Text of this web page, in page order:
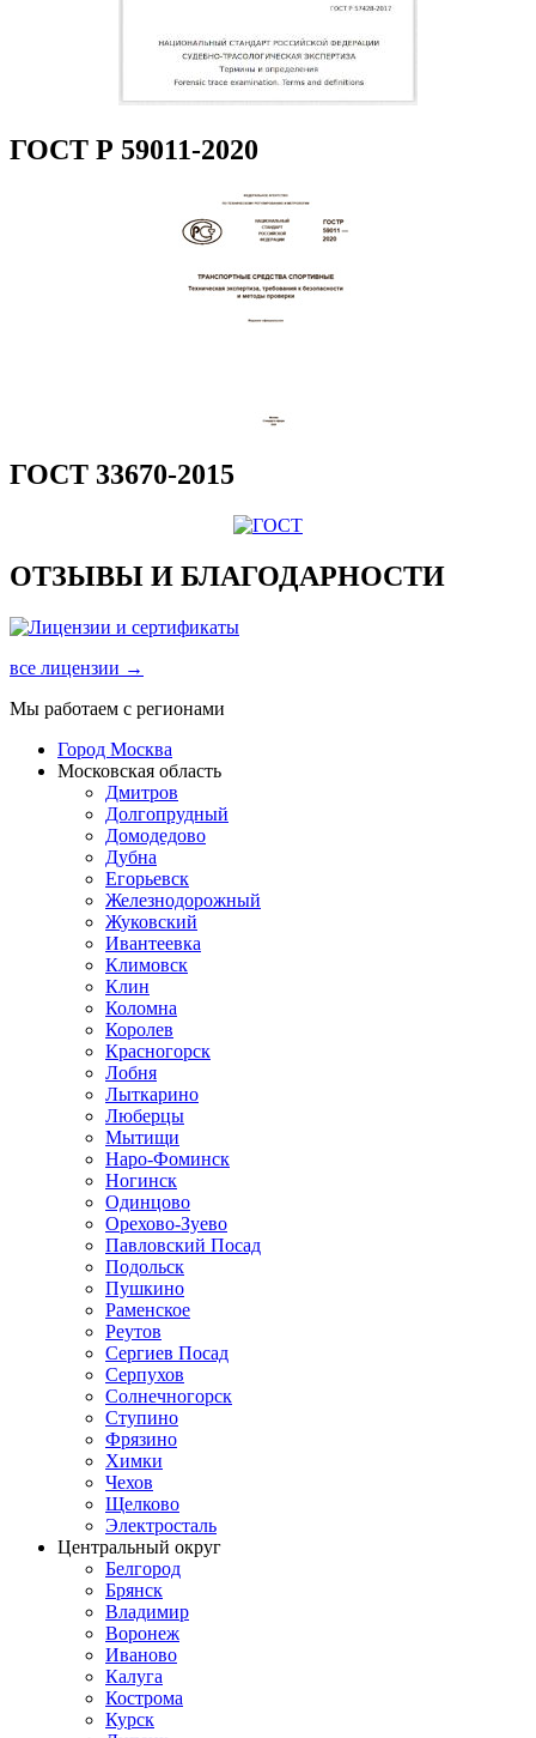
ГОСТ Р 59011-2020
ГОСТ 33670-2015
ОТЗЫВЫ И БЛАГОДАРНОСТИ
все лицензии →
Мы работаем с регионами
Город Москва
Московская область
Дмитров
Долгопрудный
Домодедово
Дубна
Егорьевск
Железнодорожный
Жуковский
Ивантеевка
Климовск
Клин
Коломна
Королев
Красногорск
Лобня
Лыткарино
Люберцы
Мытищи
Наро-Фоминск
Ногинск
Одинцово
Орехово-Зуево
Павловский Посад
Подольск
Пушкино
Раменское
Реутов
Сергиев Посад
Серпухов
Солнечногорск
Ступино
Фрязино
Химки
Чехов
Щелково
Электросталь
Центральный округ
Белгород
Брянск
Владимир
Воронеж
Иваново
Калуга
Кострома
Курск